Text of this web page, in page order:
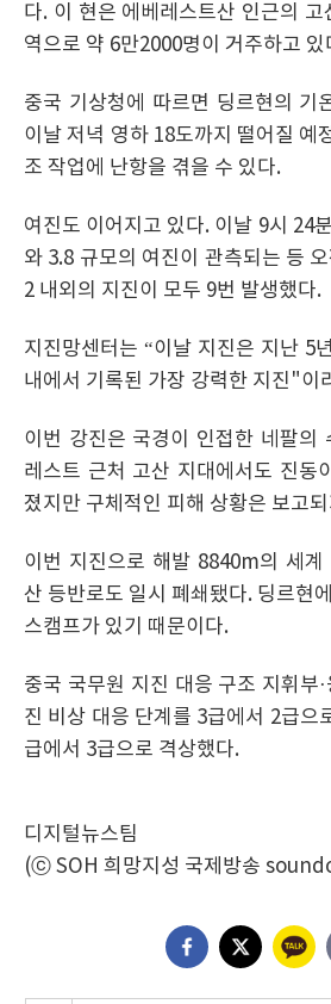
다. 이 현은 에베레스트산 인근의
역으로 약 6만2000명이 거주하고 있
중국 기상청에 따르면 딩르현의 기
이날 저녁 영하 18도까지 떨어질 예
조 작업에 난항을 겪을 수 있다.
여진도 이어지고 있다. 이날 9시 24
와 3.8 규모의 여진이 관측되는 등
2 내외의 지진이 모두 9번 발생했다.
지진망센터는 “이날 지진은 지난 5
내에서 기록된 가장 강력한 지진"이
이번 강진은 국경이 인접한 네팔의
레스트 근처 고산 지대에서도 진동
졌지만 구체적인 피해 상황은 보고
이번 지진으로 해발 8840m의 세계
산 등반로도 일시 폐쇄됐다. 딩르현
스캠프가 있기 때문이다.
중국 국무원 지진 대응 구조 지휘부
진 비상 대응 단계를 3급에서 2급으
급에서 3급으로 격상했다.
디지털뉴스팀
(ⓒ SOH 희망지성 국제방송